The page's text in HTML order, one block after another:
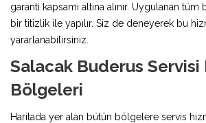
garanti kapsamı altına alınır. Uygulanan
bir titizlik ile yapılır. Siz de deneyerek bu
yararlanabilirsiniz.
Salacak Buderus
Bölgeleri
Haritada yer alan bütün bölgelere servis